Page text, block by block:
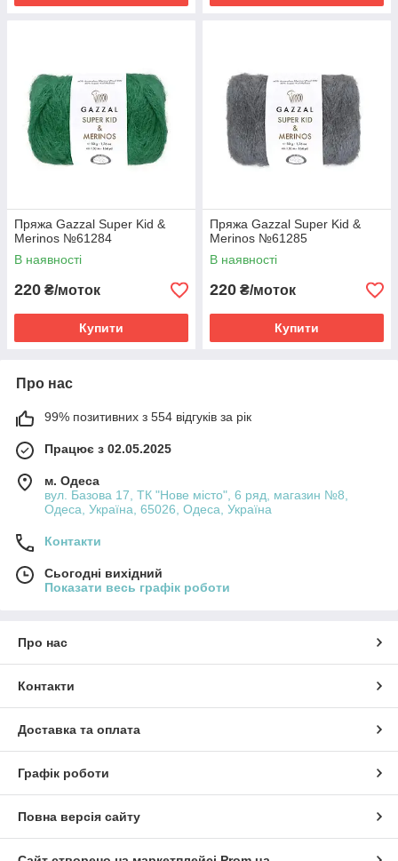
Пряжа Gazzal Super Kid &
Merinos №61284
В наявності
220 ₴/моток
Купити
Пряжа Gazzal Super Kid &
Merinos №61285
В наявності
220 ₴/моток
Купити
Про нас
99% позитивних з 554 відгуків за рік
Працює з 02.05.2025
м. Одеса
вул. Базова 17, ТК "Нове місто", 6 ряд, магазин №8,
Одеса, Україна, 65026, Одеса, Україна
Контакти
Сьогодні вихідний
Показати весь графік роботи
Про нас
Контакти
Доставка та оплата
Графік роботи
Повна версія сайту